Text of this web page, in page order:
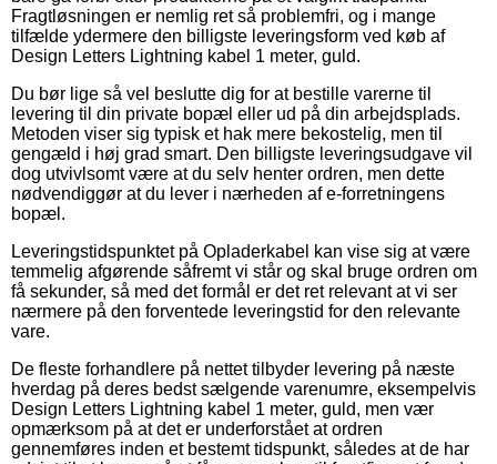
Fragtløsningen er nemlig ret så problemfri, og i mange
tilfælde ydermere den billigste leveringsform ved køb af
Design Letters Lightning kabel 1 meter, guld.
Du bør lige så vel beslutte dig for at bestille varerne til
levering til din private bopæl eller ud på din arbejdsplads.
Metoden viser sig typisk et hak mere bekostelig, men til
gengæld i høj grad smart. Den billigste leveringsudgave vil
dog utvivlsomt være at du selv henter ordren, men dette
nødvendiggør at du lever i nærheden af e-forretningens
bopæl.
Leveringstidspunktet på Opladerkabel kan vise sig at være
temmelig afgørende såfremt vi står og skal bruge ordren om
få sekunder, så med det formål er det ret relevant at vi ser
nærmere på den forventede leveringstid for den relevante
vare.
De fleste forhandlere på nettet tilbyder levering på næste
hverdag på deres bedst sælgende varenumre, eksempelvis
Design Letters Lightning kabel 1 meter, guld, men vær
opmærksom på at det er underforstået at ordren
gennemføres inden et bestemt tidspunkt, således at de har